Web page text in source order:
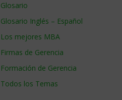
Glosario
Glosario Inglés – Español
Los mejores MBA
Firmas de Gerencia
Formación de Gerencia
Todos los Temas